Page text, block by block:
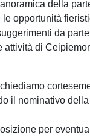
della
le opportunità
da
attività di
il nominativo
per